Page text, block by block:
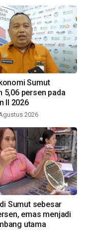
Sumut
5,06 persen pada
II 2026
2026
Sumut sebesar
emas menjadi
utama